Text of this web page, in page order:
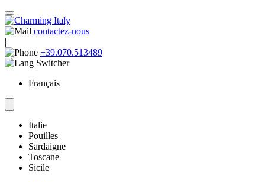
contactez-nous
|
+39.070.513489
Français
Italie
Pouilles
Sardaigne
Toscane
Sicile